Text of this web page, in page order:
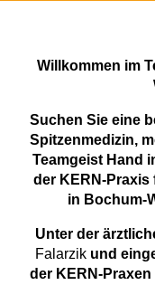
Willkommen im
Suchen Sie eine
Spitzenmedizin,
Teamgeist Hand
der KERN-
in Bochum-
Unter der
Falarzik und
der KERN-